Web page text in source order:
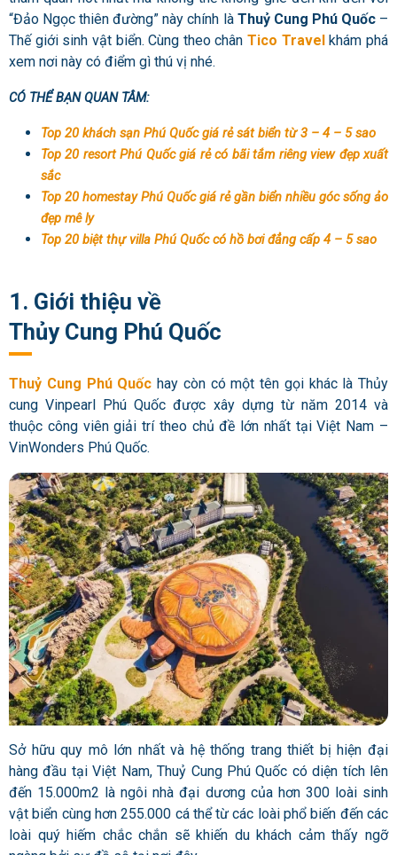
“Đảo Ngọc thiên đường” này chính là Thuỷ Cung Phú Quốc–
Thế giới sinh vật biển. Cùng theo chânTico Travel khám phá
xem nơi này có điểm gì thú vị nhé.
CÓ THỂ BẠN QUAN TÂM:
Top 20 khách sạn Phú Quốc giá rẻ sát biển từ 3 – 4 – 5 sao
Top 20 resort Phú Quốc giá rẻ có bãi tắm riêng view đẹp xuất
sắc
Top 20 homestay Phú Quốc giá rẻ gần biển nhiều góc sống ảo
đẹp mê ly
Top 20 biệt thự villa Phú Quốc có hồ bơi đẳng cấp 4 – 5 sao
1. Giới thiệu về
Thủy Cung Phú Quốc
Thuỷ Cung Phú Quốc hay còn có một tên gọi khác là Thủy
cung Vinpearl Phú Quốc được xây dựng từ năm 2014 và
thuộc công viên giải trí theo chủ đề lớn nhất tại Việt Nam –
VinWonders Phú Quốc.
Sở hữu quy mô lớn nhất và hệ thống trang thiết bị hiện đại
hàng đầu tại Việt Nam, Thuỷ Cung Phú Quốc có diện tích lên
đến 15.000m2 là ngôi nhà đại dương của hơn 300 loài sinh
vật biển cùng hơn 255.000 cá thể từ các loài phổ biến đến các
loài quý hiếm chắc chắn sẽ khiến du khách cảm thấy ngỡ